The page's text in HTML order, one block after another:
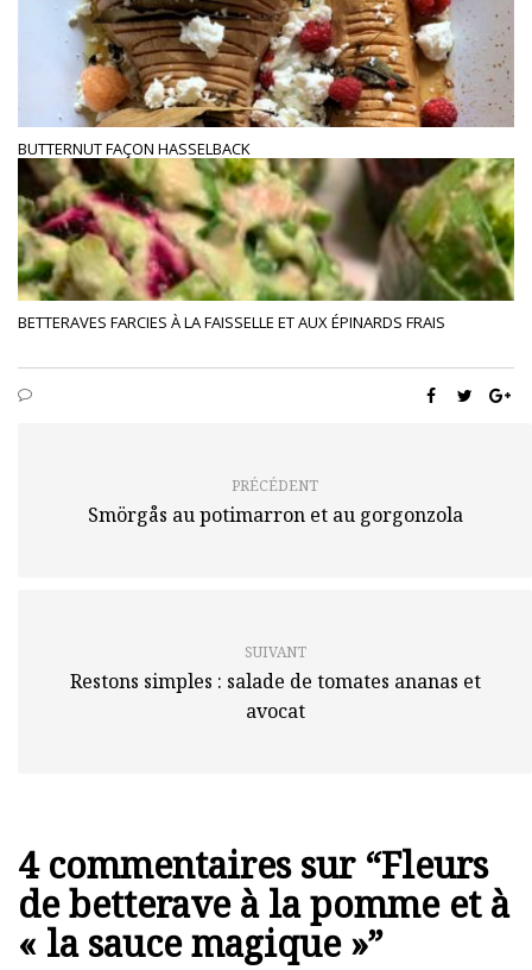
BUTTERNUT FAÇON HASSELBACK
BETTERAVES FARCIES À LA FAISSELLE ET AUX ÉPINARDS FRAIS
PRÉCÉDENT
Smörgås au potimarron et au gorgonzola
SUIVANT
Restons simples : salade de tomates ananas et
avocat
4 commentaires sur “Fleurs
de betterave à la pomme et à
« la sauce magique »”